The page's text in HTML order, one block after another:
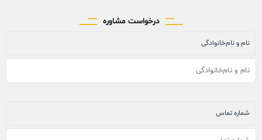
درخواست مشاوره
نام و نام‌خانوادگی
شماره تماس